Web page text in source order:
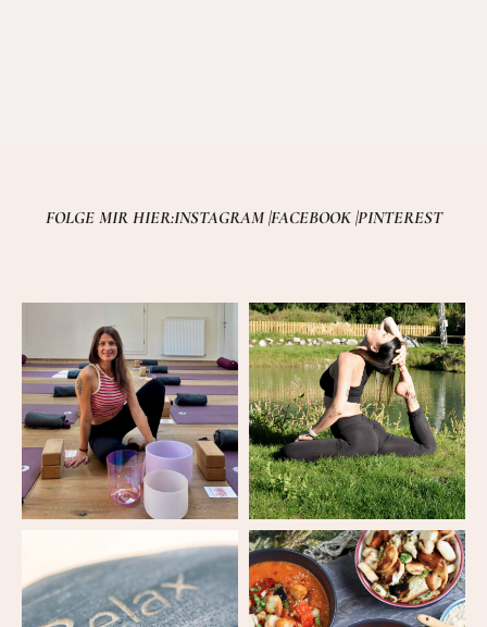
FOLGE MIR HIER:INSTAGRAM |FACEBOOK |PINTEREST